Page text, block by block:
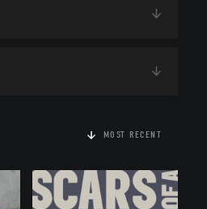
MOST RECENT